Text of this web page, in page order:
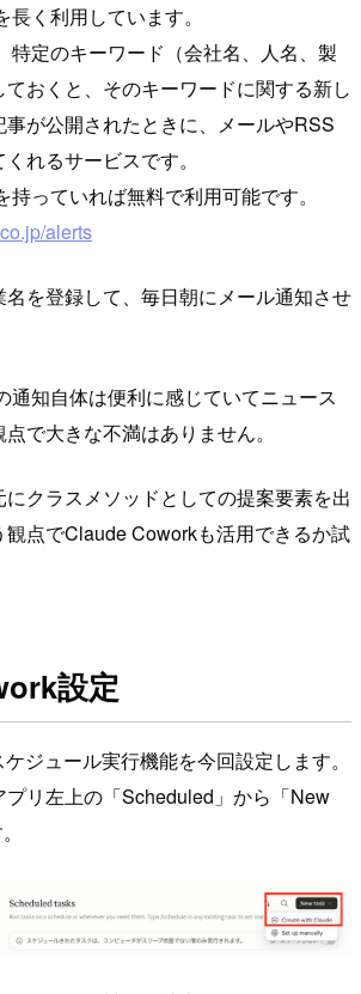
く利用しています。
特定のキーワード（会社名、人名、製
おくと、そのキーワードに関する新し
が公開されたときに、メールやRSS
れるサービスです。
っていれば無料で利用可能です。
alerts
を登録して、毎日朝にメール通知させ
通知自体は便利に感じていてニュース
で大きな不満はありません。
クラスメソッドとしての提案要素を出
観点でClaude Coworkも活用できるか試
設定
ジュール実行機能を今回設定します。
プリ左上の「Scheduled」から「New